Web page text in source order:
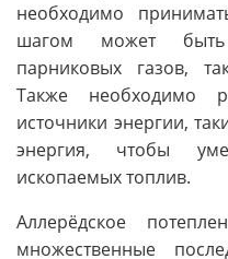
необходимо
шагом может быть
парниковых газов,
Также необходимо
источники энергии,
энергия, чтобы
ископаемых топлив.
Аллерёдское
множественные